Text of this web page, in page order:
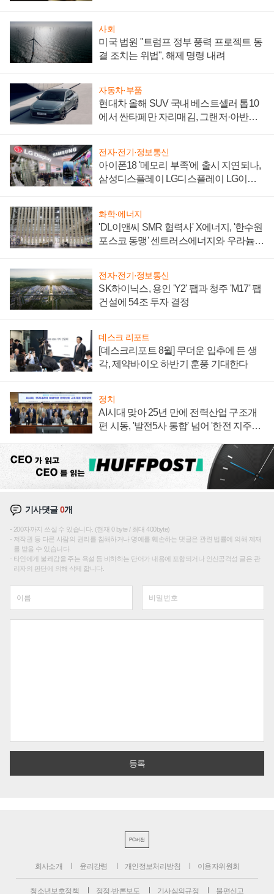
사회
미국 법원 "트럼프 정부 풍력 프로젝트 동
결 조치는 위법", 해제 명령 내려
자동차·부품
현대차 올해 SUV 국내 베스트셀러 톱10
에서 싼타페만 자리매김, 그랜저·아반떼
전자·전기·정보통신
아이폰18 '메모리 부족'에 출시 지연되나,
삼성디스플레이 LG디스플레이 LG이노
화학·에너지
'DL이앤씨 SMR 협력사' X에너지, '한수원
포스코 동맹' 센트러스에너지와 우라늄
전자·전기·정보통신
SK하이닉스, 용인 'Y2' 팹과 청주 'M17' 팹
건설에 54조 투자 결정
데스크 리포트
[데스크리포트 8월] 무더운 입추에 든 생
각, 제약바이오 하반기 훈풍 기대한다
정치
AI시대 맞아 25년 만에 전력산업 구조개
편 시동, '발전5사 통합' 넘어 '한전 지주사'
기사댓글0개
200자까지 쓰실 수 있습니다. (현재 0 byte / 최대 400byte)
저작권 등 다른 사람의 권리를 침해하거나 명예를 훼손하는 댓글은 관련 법률에 의해 제재
를 받을 수 있습니다.
타인에게 불쾌감을 주는 욕설 등 비하하는 단어가 내용에 포함되거나 인신공격성 글은 관
리자의 판단에 의해 삭제 합니다.
PC버전
회사소개 윤리강령 개인정보처리방침 이용자위원회
청소년보호정책 정정·반론보도 기사심의규정 불편신고